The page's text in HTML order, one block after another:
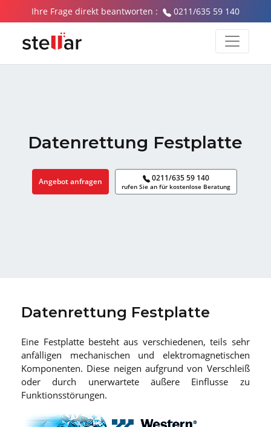
Ihre Frage direkt beantworten : 0211/635 59 140
Datenrettung Festplatte
Angebot anfragen 0211/635 59 140
rufen Sie an für kostenlose Beratung
Datenrettung Festplatte
Eine Festplatte besteht aus verschiedenen, teils sehr
anfälligen mechanischen und elektromagnetischen
Komponenten. Diese neigen aufgrund von Verschleiß
oder durch unerwartete äußere Einflusse zu
Funktionsstörungen.